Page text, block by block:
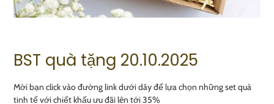
BST quà tặng 20.10.2025
Mời bạn click vào đường link dưới dây để lựa chọn những set quà
tinh tế với chiết khấu ưu đãi lên tới 35%